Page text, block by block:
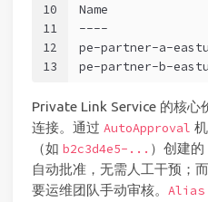
10
11
12
13
Name
----
pe-partner-a-
pe-partner-b-
Private Link Service 的核心
连接。通过 AutoApproval
（如 b2c3d4e5-... ）创建
自动批准，无需人工干预；而
要运维团队手动审核。 Alias